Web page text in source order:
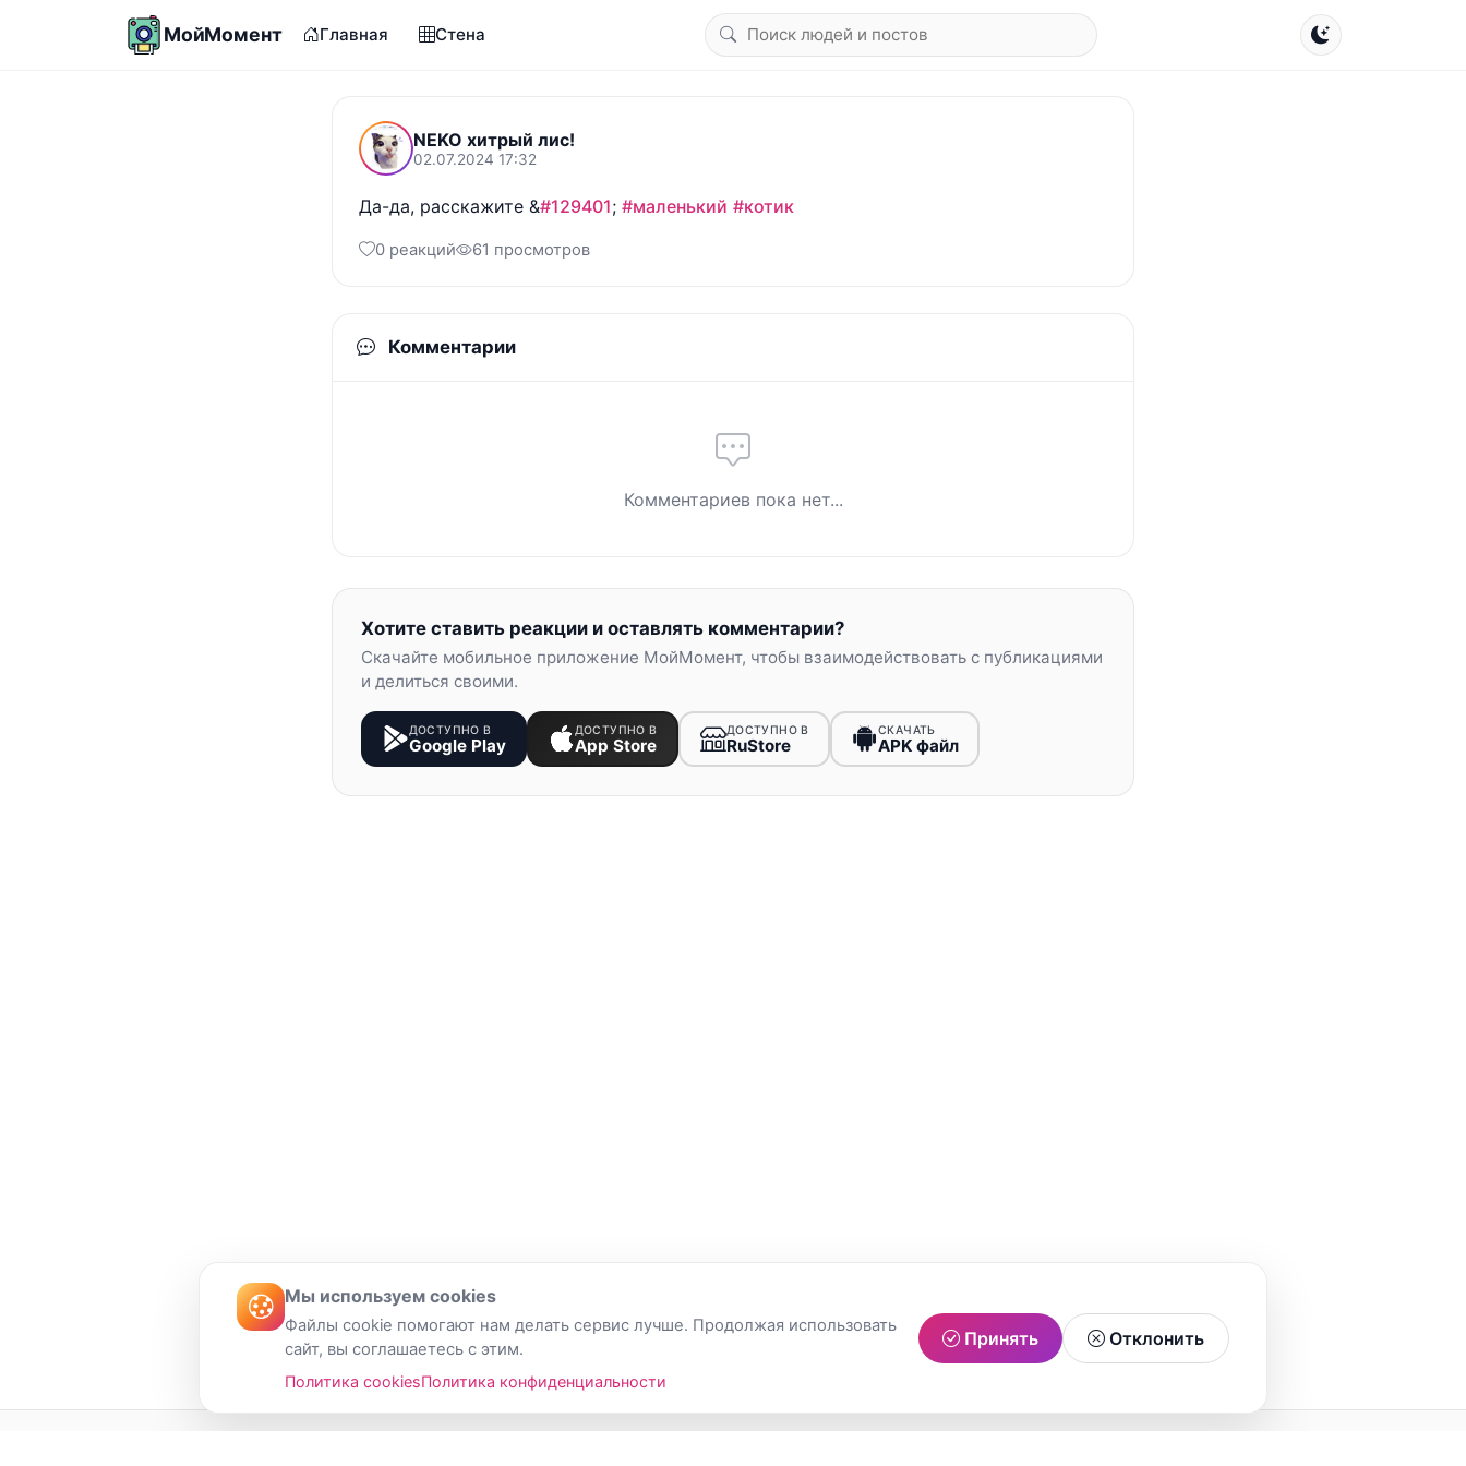
МойМомент Главная Стена
NEKO хитрый лис!
02.07.2024 17:32
Да-да, расскажите &#129401; #маленький #котик
0 реакций 61 просмотров
Комментарии
Комментариев пока нет...
Хотите ставить реакции и оставлять комментарии?
Скачайте мобильное приложение МойМомент, чтобы взаимодействовать с публикациями
и делиться своими.
ДОСТУПНО В
Google Play
ДОСТУПНО В
App Store
ДОСТУПНО В
RuStore
СКАЧАТЬ
APK файл
Мы используем cookies
Файлы cookie помогают нам делать сервис лучше. Продолжая использовать
сайт, вы соглашаетесь с этим.
Политика cookiesПолитика конфиденциальности
Принять Отклонить